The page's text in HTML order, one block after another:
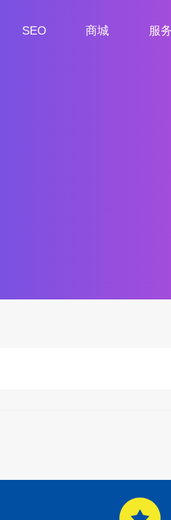
SEO
商城
服务